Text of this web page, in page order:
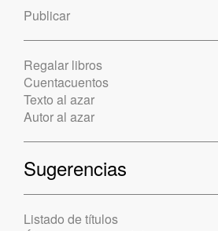
Publicar
Regalar libros
Cuentacuentos
Texto al azar
Autor al azar
Sugerencias
Listado de títulos